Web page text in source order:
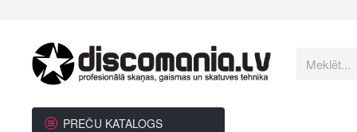
Meklēt...
PREČU KATALOGS